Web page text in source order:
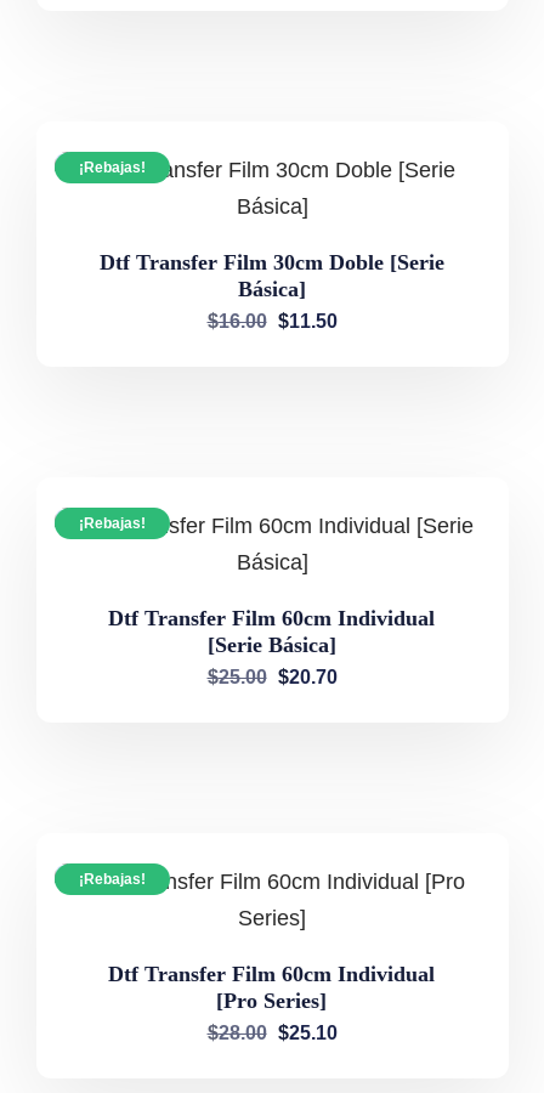
¡Rebajas!
Dtf Transfer Film 30cm Doble [Serie
Básica]
$16.00 $11.50
¡Rebajas!
Dtf Transfer Film 60cm Individual
[Serie Básica]
$25.00 $20.70
¡Rebajas!
Dtf Transfer Film 60cm Individual
[Pro Series]
$28.00 $25.10